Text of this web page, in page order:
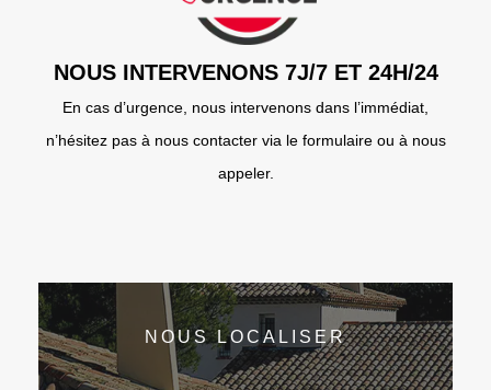
NOUS INTERVENONS 7J/7 ET 24H/24
En cas d’urgence, nous intervenons dans l’immédiat,
n’hésitez pas à nous contacter via le formulaire ou à nous
appeler.
NOUS LOCALISER